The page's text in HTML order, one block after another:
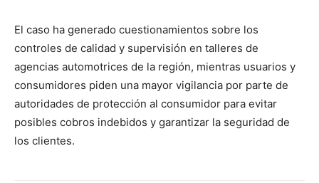
El caso ha generado cuestionamientos sobre los
controles de calidad y supervisión en talleres de
agencias automotrices de la región, mientras usuarios y
consumidores piden una mayor vigilancia por parte de
autoridades de protección al consumidor para evitar
posibles cobros indebidos y garantizar la seguridad de
los clientes.